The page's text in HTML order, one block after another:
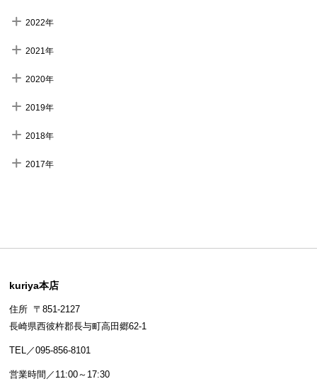
2022年
2021年
2020年
2019年
2018年
2017年
kuriya本店
住所 〒851-2127
長崎県西彼杵郡長与町高田郷62-1
TEL／095-856-8101
営業時間／11:00～17:30